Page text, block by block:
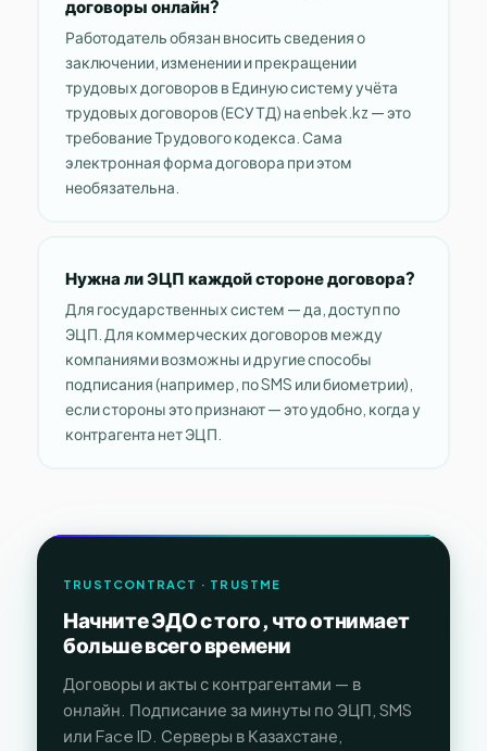
договоры онлайн?
Работодатель обязан вносить сведения о
заключении, изменении и прекращении
трудовых договоров в Единую систему учёта
трудовых договоров (ЕСУТД) на enbek.kz — это
требование Трудового кодекса. Сама
электронная форма договора при этом
необязательна.
Нужна ли ЭЦП каждой стороне договора?
Для государственных систем — да, доступ по
ЭЦП. Для коммерческих договоров между
компаниями возможны и другие способы
подписания (например, по SMS или биометрии),
если стороны это признают — это удобно, когда у
контрагента нет ЭЦП.
TRUSTCONTRACT · TRUSTME
Начните ЭДО с того, что отнимает
больше всего времени
Договоры и акты с контрагентами — в
онлайн. Подписание за минуты по ЭЦП, SMS
или Face ID. Серверы в Казахстане,